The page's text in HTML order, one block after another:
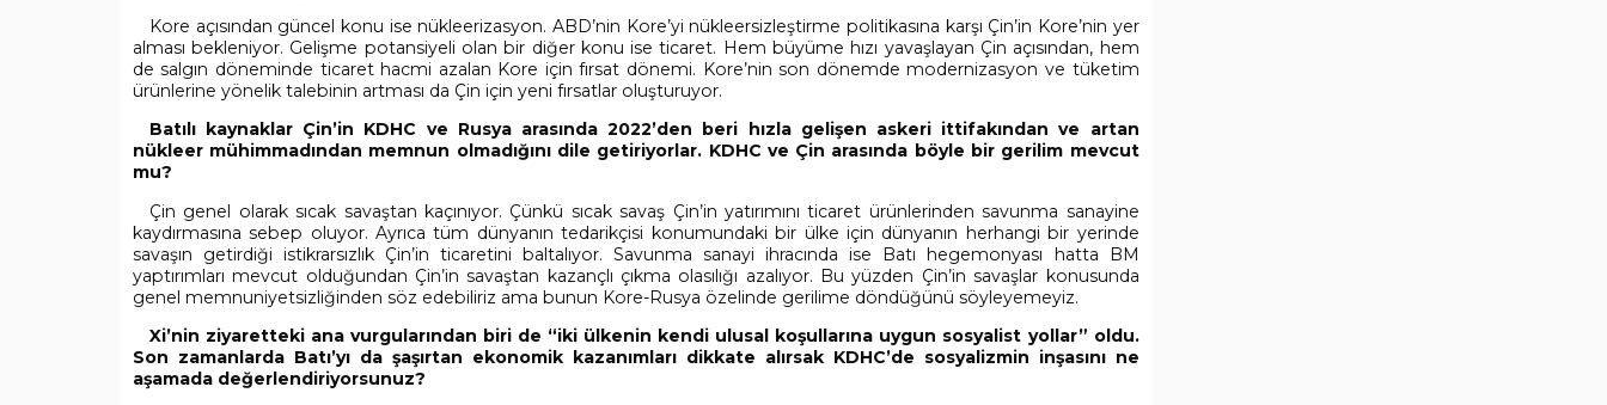
Kore açısından güncel konu ise nükleerizasyon. ABD’nin Kore’yi nükleersizleştirme politikasına karşı Çin’in Kore’nin yer
alması bekleniyor. Gelişme potansiyeli olan bir diğer konu ise ticaret. Hem büyüme hızı yavaşlayan Çin açısından, hem
de salgın döneminde ticaret hacmi azalan Kore için fırsat dönemi. Kore’nin son dönemde modernizasyon ve tüketim
ürünlerine yönelik talebinin artması da Çin için yeni fırsatlar oluşturuyor.
Batılı kaynaklar Çin’in KDHC ve Rusya arasında 2022’den beri hızla gelişen askeri ittifakından ve artan
nükleer mühimmadından memnun olmadığını dile getiriyorlar. KDHC ve Çin arasında böyle bir gerilim mevcut
mu?
Çin genel olarak sıcak savaştan kaçınıyor. Çünkü sıcak savaş Çin’in yatırımını ticaret ürünlerinden savunma sanayine
kaydırmasına sebep oluyor. Ayrıca tüm dünyanın tedarikçisi konumundaki bir ülke için dünyanın herhangi bir yerinde
savaşın getirdiği istikrarsızlık Çin’in ticaretini baltalıyor. Savunma sanayi ihracında ise Batı hegemonyası hatta BM
yaptırımları mevcut olduğundan Çin’in savaştan kazançlı çıkma olasılığı azalıyor. Bu yüzden Çin’in savaşlar konusunda
genel memnuniyetsizliğinden söz edebiliriz ama bunun Kore-Rusya özelinde gerilime döndüğünü söyleyemeyiz.
Xi’nin ziyaretteki ana vurgularından biri de “iki ülkenin kendi ulusal koşullarına uygun sosyalist yollar” oldu.
Son zamanlarda Batı’yı da şaşırtan ekonomik kazanımları dikkate alırsak KDHC’de sosyalizmin inşasını ne
aşamada değerlendiriyorsunuz?